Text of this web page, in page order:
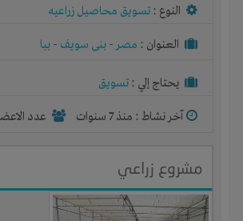
النوع : تسويق محاصيل زراعيه
العنوان : مصر- بنى سويف - ببا
يحتاج إلي : تسويق
آخر نشاط : منذ 7 سنوات عدد الاعضاء : 1
مشروع زراعي